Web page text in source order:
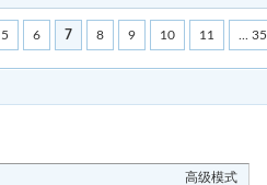
5 6 7 8 9 10 11 ... 35
高级模式